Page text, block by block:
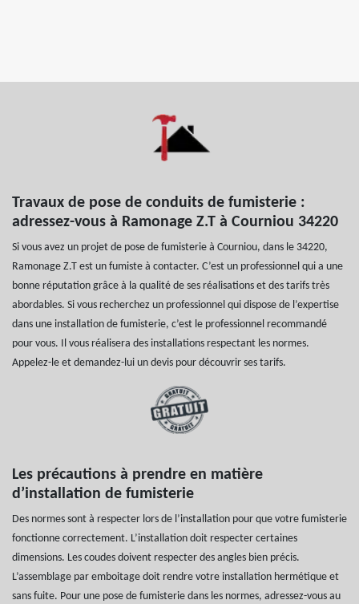
Travaux de pose de conduits de fumisterie :
adressez-vous à Ramonage Z.T à Courniou 34220
Si vous avez un projet de pose de fumisterie à Courniou, dans le 34220,
Ramonage Z.T est un fumiste à contacter. C’est un professionnel qui a une
bonne réputation grâce à la qualité de ses réalisations et des tarifs très
abordables. Si vous recherchez un professionnel qui dispose de l’expertise
dans une installation de fumisterie, c’est le professionnel recommandé
pour vous. Il vous réalisera des installations respectant les normes.
Appelez-le et demandez-lui un devis pour découvrir ses tarifs.
Les précautions à prendre en matière
d’installation de fumisterie
Des normes sont à respecter lors de l’installation pour que votre fumisterie
fonctionne correctement. L’installation doit respecter certaines
dimensions. Les coudes doivent respecter des angles bien précis.
L’assemblage par emboitage doit rendre votre installation hermétique et
sans fuite. Pour une pose de fumisterie dans les normes, adressez-vous au